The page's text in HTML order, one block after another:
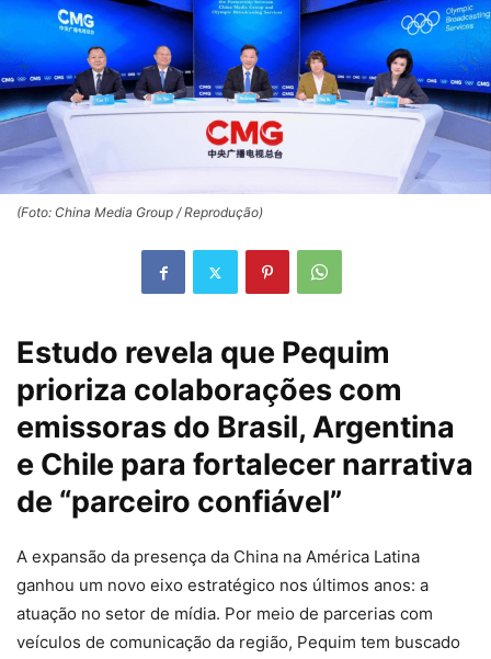
(Foto: China Media Group / Reprodução)
Estudo revela que Pequim
prioriza colaborações com
emissoras do Brasil, Argentina
e Chile para fortalecer narrativa
de “parceiro confiável”
A expansão da presença da China na América Latina
ganhou um novo eixo estratégico nos últimos anos: a
atuação no setor de mídia. Por meio de parcerias com
veículos de comunicação da região, Pequim tem buscado